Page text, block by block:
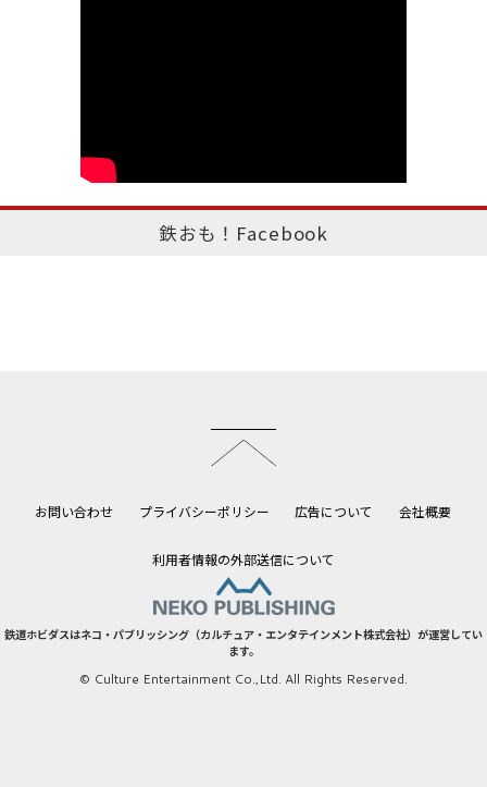
鉄おも！Facebook
お問い合わせ プライバシーポリシー 広告について 会社概要
利用者情報の外部送信について
鉄道ホビダスはネコ・パブリッシング（カルチュア・エンタテインメント株式会社）が運営してい
ます。
© Culture Entertainment Co.,Ltd. All Rights Reserved.